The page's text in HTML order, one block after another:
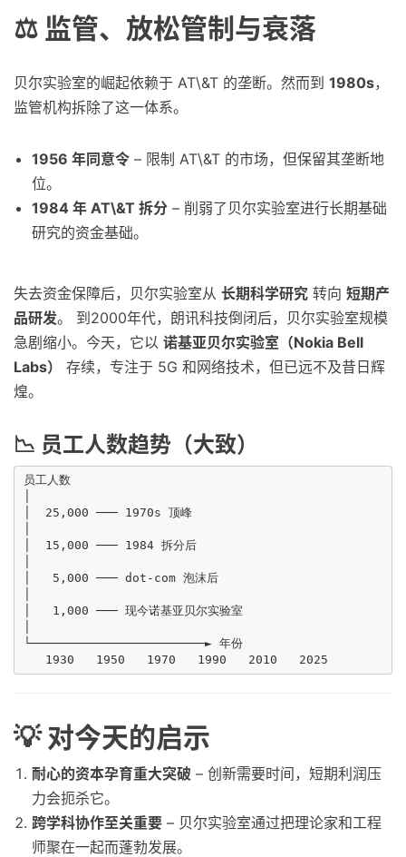
⚖️ 监管、放松管制与衰落
贝尔实验室的崛起依赖于 AT\&T 的垄断。然而到 1980s，
监管机构拆除了这一体系。
1956 年同意令 – 限制 AT\&T 的市场，但保留其垄断地
位。
1984 年 AT\&T 拆分 – 削弱了贝尔实验室进行长期基础
研究的资金基础。
失去资金保障后，贝尔实验室从 长期科学研究 转向 短期产
品研发。 到2000年代，朗讯科技倒闭后，贝尔实验室规模
急剧缩小。今天，它以 诺基亚贝尔实验室（Nokia Bell
Labs）
存续，专注于 5G 和网络技术，但已远不及昔日辉
煌。
📉 员工人数趋势（大致）
员工人数
│  25,000 ─── 1970s 顶峰
│  15,000 ─── 1984 拆分后
│   5,000 ─── dot-com 泡沫后
│   1,000 ─── 现今诺基亚贝尔实验室
└────────────────────────► 年份
💡 对今天的启示
耐心的资本孕育重大突破 – 创新需要时间，短期利润压
力会扼杀它。
跨学科协作至关重要 – 贝尔实验室通过把理论家和工程
师聚在一起而蓬勃发展。